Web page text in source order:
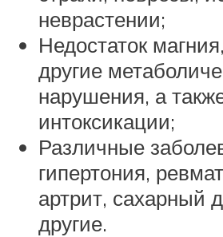
неврастении;
Недостаток
другие
нарушения, а
интоксикации;
Различные
гипертония,
артрит, сахарный
другие.